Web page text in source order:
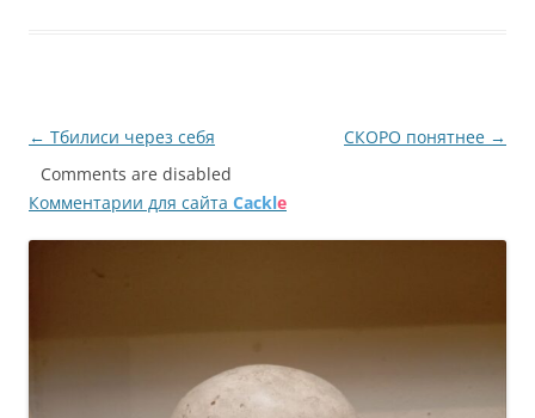
Навигация
по
записям
← Тбилиси через себя СКОРО понятнее →
Comments are disabled
Комментарии для сайта Cackle